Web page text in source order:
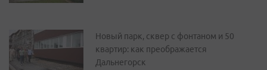
Новый парк, сквер с фонтаном и 50
квартир: как преображается
Дальнегорск